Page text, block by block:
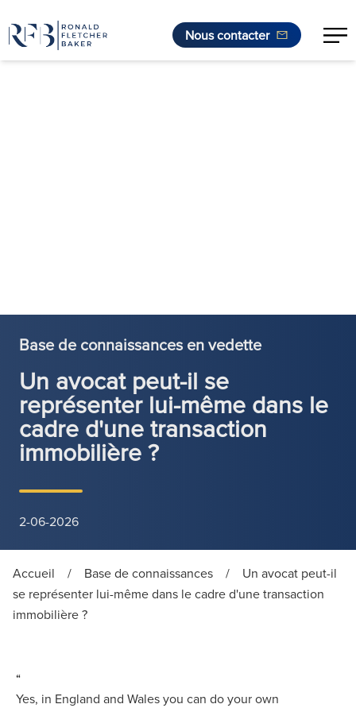
Nous contacter
Base de connaissances en vedette
Un avocat peut-il se
représenter lui-même dans le
cadre d'une transaction
immobilière ?
2-06-2026
Accueil / Base de connaissances /
Un avocat peut-il
se représenter lui-même dans le cadre d'une transaction
immobilière ?
“
Yes, in England and Wales you can do your own